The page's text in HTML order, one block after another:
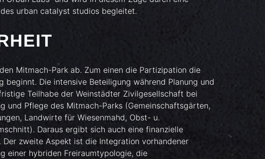
urban catalyst studios begleitet.
Mitmach-Park ab. Zum einen die Partizipation die
beginnt. Die intensive Beteiligung während Planung und
Teilhabe der Weinstädter Zivilgesellschaft bei
und Pflege des Mitmach-Parks (Gemeinschaftsgärten,
Landwirte für Wiesenmahd, Obst- u.
Daraus ergibt sich auch eine finanzielle
Der zweite Aspekt ist die Integration vorhandener
einer hybriden Freiraumtypologie, die